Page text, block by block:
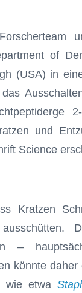
of
(USA) in
und
Science
Kratzen
–
könnte
wie etwa